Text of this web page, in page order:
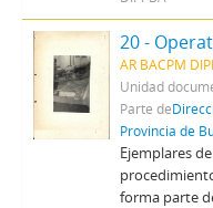
20 -
AR BACPM
Unidad
Parte de
Provincia de
Ejemplares
forma parte